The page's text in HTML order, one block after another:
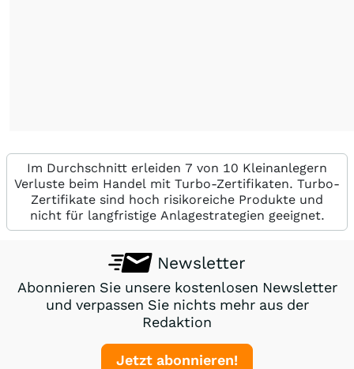
Im Durchschnitt erleiden 7 von 10 Kleinanlegern
Verluste beim Handel mit Turbo-Zertifikaten. Turbo-
Zertifikate sind hoch risikoreiche Produkte und
nicht für langfristige Anlagestrategien geeignet.
Newsletter
Abonnieren Sie unsere kostenlosen Newsletter
und verpassen Sie nichts mehr aus der
Redaktion
Jetzt abonnieren!